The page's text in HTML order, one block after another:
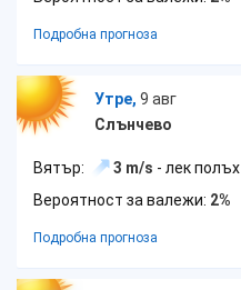
Подробна прогноза
Утре, 9 авг
Слънчево
Вятър: 3 m/s - лек полъх
Вероятност за валежи: 2%
Подробна прогноза